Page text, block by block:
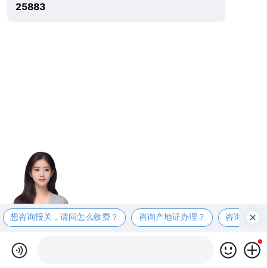
25883
想咨询报关，请问怎么收费？ 咨询产地证办理？ 咨询商检